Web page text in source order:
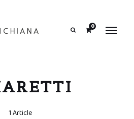
0
1 Article